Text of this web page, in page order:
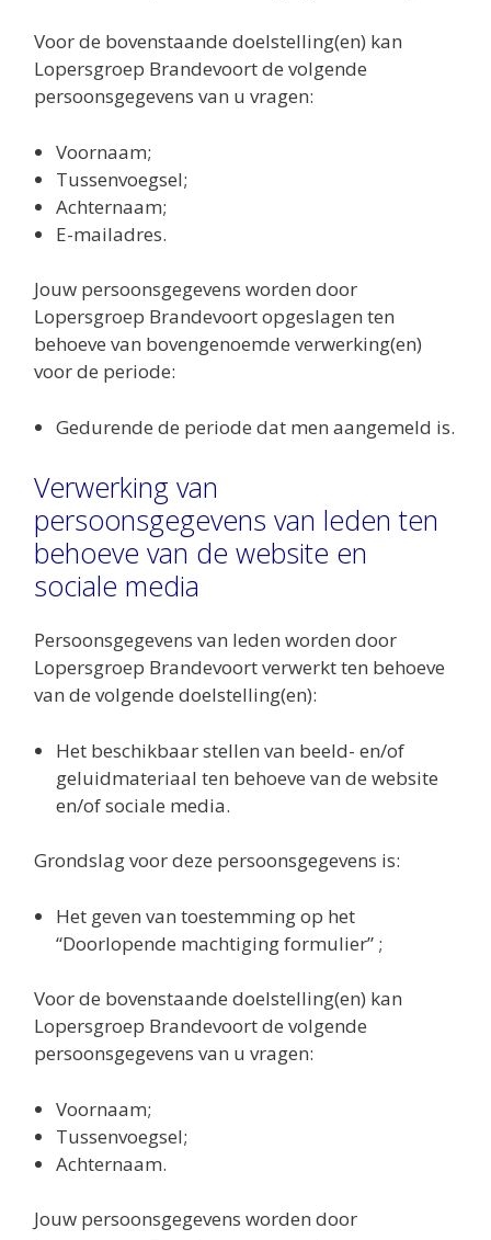
Voor de bovenstaande doelstelling(en) kan
Lopersgroep Brandevoort de volgende
persoonsgegevens van u vragen:
Voornaam;
Tussenvoegsel;
Achternaam;
E-mailadres.
Jouw persoonsgegevens worden door
Lopersgroep Brandevoort opgeslagen ten
behoeve van bovengenoemde verwerking(en)
voor de periode:
Gedurende de periode dat men aangemeld is.
Verwerking van
persoonsgegevens van leden ten
behoeve van de website en
sociale media
Persoonsgegevens van leden worden door
Lopersgroep Brandevoort verwerkt ten behoeve
van de volgende doelstelling(en):
Het beschikbaar stellen van beeld- en/of
geluidmateriaal ten behoeve van de website
en/of sociale media.
Grondslag voor deze persoonsgegevens is:
Het geven van toestemming op het
“Doorlopende machtiging formulier” ;
Voor de bovenstaande doelstelling(en) kan
Lopersgroep Brandevoort de volgende
persoonsgegevens van u vragen:
Voornaam;
Tussenvoegsel;
Achternaam.
Jouw persoonsgegevens worden door